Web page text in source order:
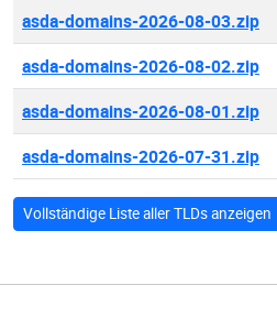
asda-domains-2026-08-03.zip
asda-domains-2026-08-02.zip
asda-domains-2026-08-01.zip
asda-domains-2026-07-31.zip
Vollständige Liste aller TLDs anzeigen